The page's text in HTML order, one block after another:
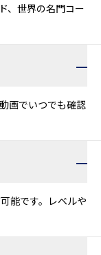
、世界の名門コー
画でいつでも確認
能です。レベルや